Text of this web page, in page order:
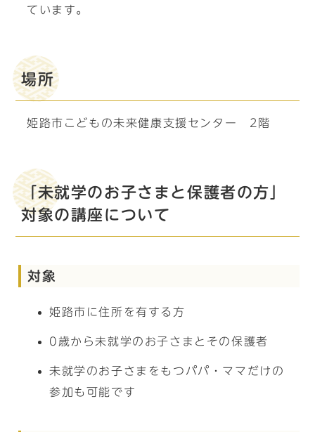
ています。
場所
姫路市こどもの未来健康支援センター 2階
「未就学のお子さまと保護者の方」
対象の講座について
対象
姫路市に住所を有する方
0歳から未就学のお子さまとその保護者
未就学のお子さまをもつパパ・ママだけの
参加も可能です